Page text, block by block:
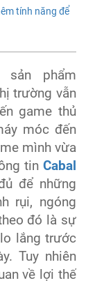
tính năng để
phẩm
trường vẫn
game thủ
móc đến
mình vừa
tin Cabal
để những
rụi, ngóng
đó là sự
lắng trước
Tuy nhiên
về lợi thế